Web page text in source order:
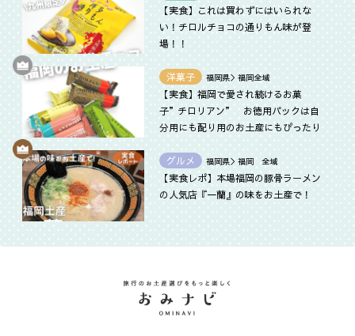
【実食】これは買わずにはいられな
い！チロルチョコの通りもん味が登
場！！
洋菓子 福岡県＞福岡全域
【実食】福岡で愛され続けるお菓
子”チロリアン” お徳用パックは自
分用にも配り用のお土産にもぴったり
グルメ 福岡県＞福岡 全域
【実食レポ】本場福岡の豚骨ラーメン
の人気店『一蘭』の味をお土産で！